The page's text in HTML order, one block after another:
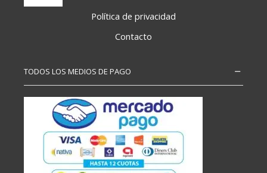
Política de privacidad
Contacto
TODOS LOS MEDIOS DE PAGO